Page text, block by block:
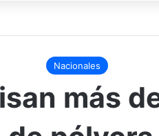
Nacionales
más